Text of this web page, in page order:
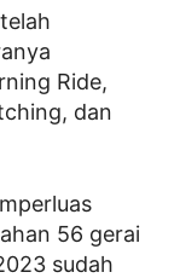
Ride,
dan
56 gerai
sudah